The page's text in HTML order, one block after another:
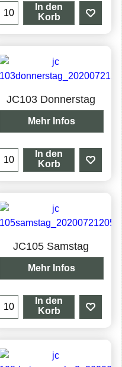
In den
Korb
JC103 Donnerstag
Mehr Infos
In den
Korb
JC105 Samstag
Mehr Infos
In den
Korb